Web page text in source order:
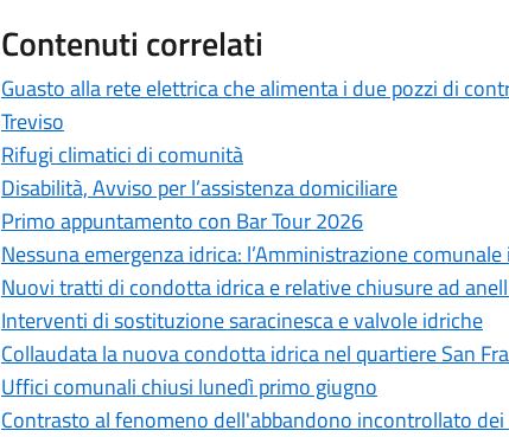
Contenuti correlati
Guasto alla rete elettrica che alimenta i due pozzi di
Treviso
Rifugi climatici di comunità
Disabilità, Avviso per l’assistenza domiciliare
Primo appuntamento con Bar Tour 2026
Nessuna emergenza idrica: l’Amministrazione
Nuovi tratti di condotta idrica e relative chiusure ad
Interventi di sostituzione saracinesca e valvole idriche
Collaudata la nuova condotta idrica nel quartiere San
Uffici comunali chiusi lunedì primo giugno
Contrasto al fenomeno dell'abbandono incontrollato